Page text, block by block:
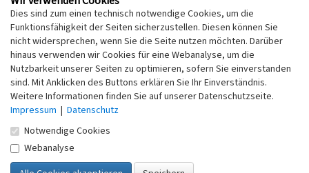
Abbaufeld Schleenhain: Schleifenwagen zum
Schlagwörter
Ort
Pödelwitz
Fachsicht(en)
Denkmalpflege
Erfassungsmaßstab
Keine Angabe
Erfassungsmethode
Übernahme aus externer Fachdatenbank
Dies sind zum einen technisch notwendige Cookies, um die
Funktionsfähigkeit der Seiten sicherzustellen. Diesen können Sie
nicht widersprechen, wenn Sie die Seite nutzen möchten. Darüber
hinaus verwenden wir Cookies für eine Webanalyse, um die
Nutzbarkeit unserer Seiten zu optimieren, sofern Sie einverstanden
sind. Mit Anklicken des Buttons erklären Sie Ihr Einverständnis.
Weitere Informationen finden Sie auf unserer Datenschutzseite.
Impressum | Datenschutz
Notwendige Cookies
Webanalyse